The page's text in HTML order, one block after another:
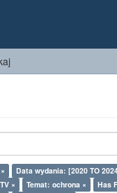
Data wydania: [2020 TO
× Temat: ochrona ×
Has